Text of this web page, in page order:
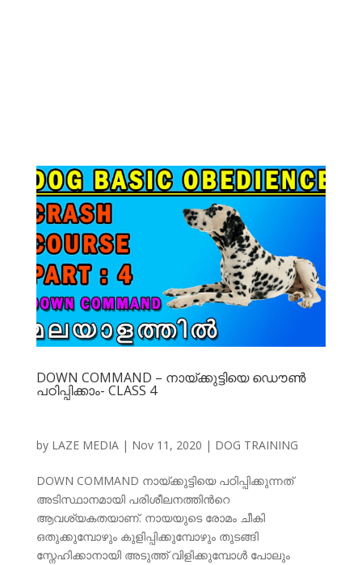
DOWN COMMAND – നായ്ക്കുട്ടിയെ ഡൌണ്‍
പഠിപ്പിക്കാം- CLASS 4
by LAZE MEDIA| Nov 11, 2020 | DOG TRAINING
DOWN COMMAND നായ്ക്കുട്ടിയെ പഠിപ്പിക്കുന്നത്
അടിസ്ഥാനമായി പരിശീലനത്തിന്‍റെ
ആവശ്യകതയാണ്. നായയുടെ രോമം ചീകി
ഒതുക്കുമ്പോഴും കുളിപ്പിക്കുമ്പോഴും തുടങ്ങി
സ്നേഹിക്കാനായി അടുത്ത് വിളിക്കുമ്പോള്‍ പോലും